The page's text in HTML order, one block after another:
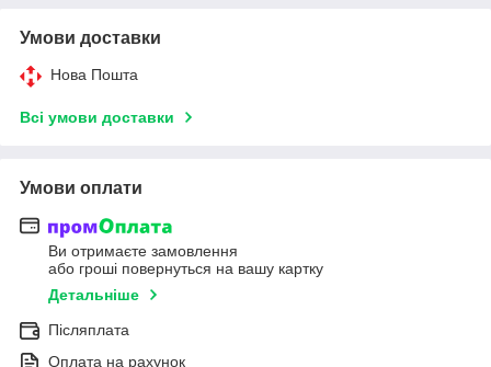
Умови доставки
Нова Пошта
Всі умови доставки
Умови оплати
Ви отримаєте замовлення
або гроші повернуться на вашу картку
Детальніше
Післяплата
Оплата на рахунок